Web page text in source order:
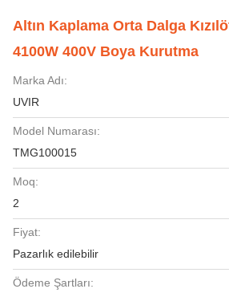
Altın Kaplama Orta Dalga
4100W 400V Boya Kurutma
Marka Adı:
UVIR
Model Numarası:
TMG100015
Moq:
2
Fiyat:
Pazarlık edilebilir
Ödeme Şartları: